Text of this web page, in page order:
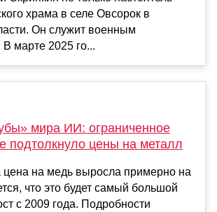
храма в селе Овсорок в
Он служит военным
марте 2025 го...
мира ИИ: ограниченное
подтолкнуло цены на металл
цена на медь выросла примерно на
что это будет самый большой
с 2009 года. Подробности